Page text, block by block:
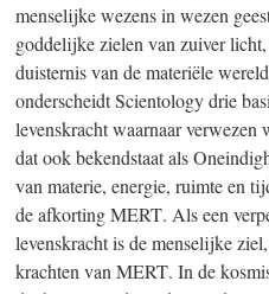
menselijke wezens in wezen
goddelijke zielen van zuiver
duisternis van de materiële
onderscheidt Scientology drie
levenskracht waarnaar verwezen
dat ook bekendstaat als
van materie, energie, ruimte en
de afkortingMERT. Als een
levenskracht is de menselijke
krachten van MERT. In de